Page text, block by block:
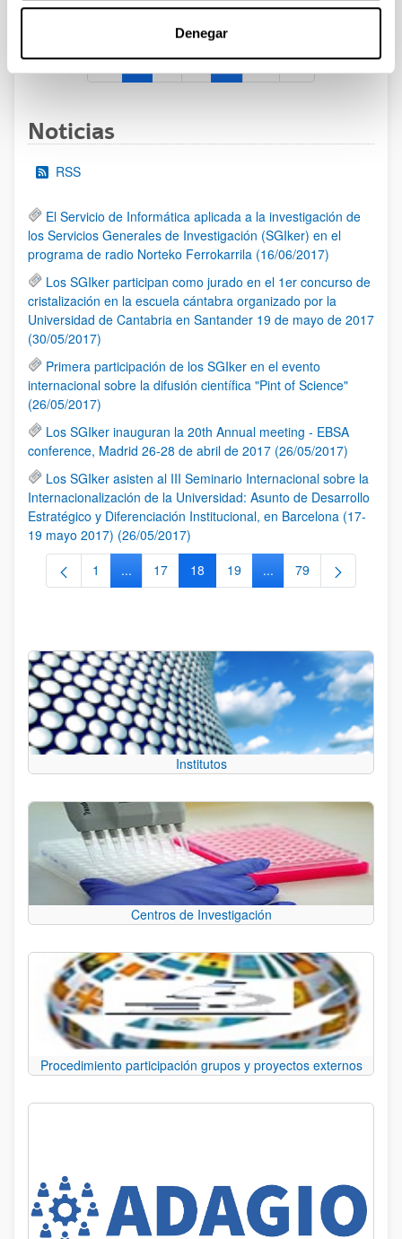
Denegar
al 30/07/2026 (ambos incluídos)
Página
1 Página
2 Página
3 ...Páginas intermedias Use TAB
Página
95
Noticias
RSS
El Servicio de Informática aplicada a la investigación de
los Servicios Generales de Investigación (SGIker) en el
programa de radio Norteko Ferrokarrila (16/06/2017)
Los SGIker participan como jurado en el 1er concurso de
cristalización en la escuela cántabra organizado por la
Universidad de Cantabria en Santander 19 de mayo de 2017
(30/05/2017)
Primera participación de los SGIker en el evento
internacional sobre la difusión científica "Pint of Science"
(26/05/2017)
Los SGIker inauguran la 20th Annual meeting - EBSA
conference, Madrid 26-28 de abril de 2017 (26/05/2017)
Los SGIker asisten al III Seminario Internacional sobre la
Internacionalización de la Universidad: Asunto de Desarrollo
Estratégico y Diferenciación Institucional, en Barcelona (17-
19 mayo 2017) (26/05/2017)
Página
1 ...Páginas intermedias Use TAB para desplazarse.
Página
17 Página
18 Página
19 ...Páginas intermedias
Página
79
Institutos
Centros de Investigación
Procedimiento participación grupos y proyectos externos